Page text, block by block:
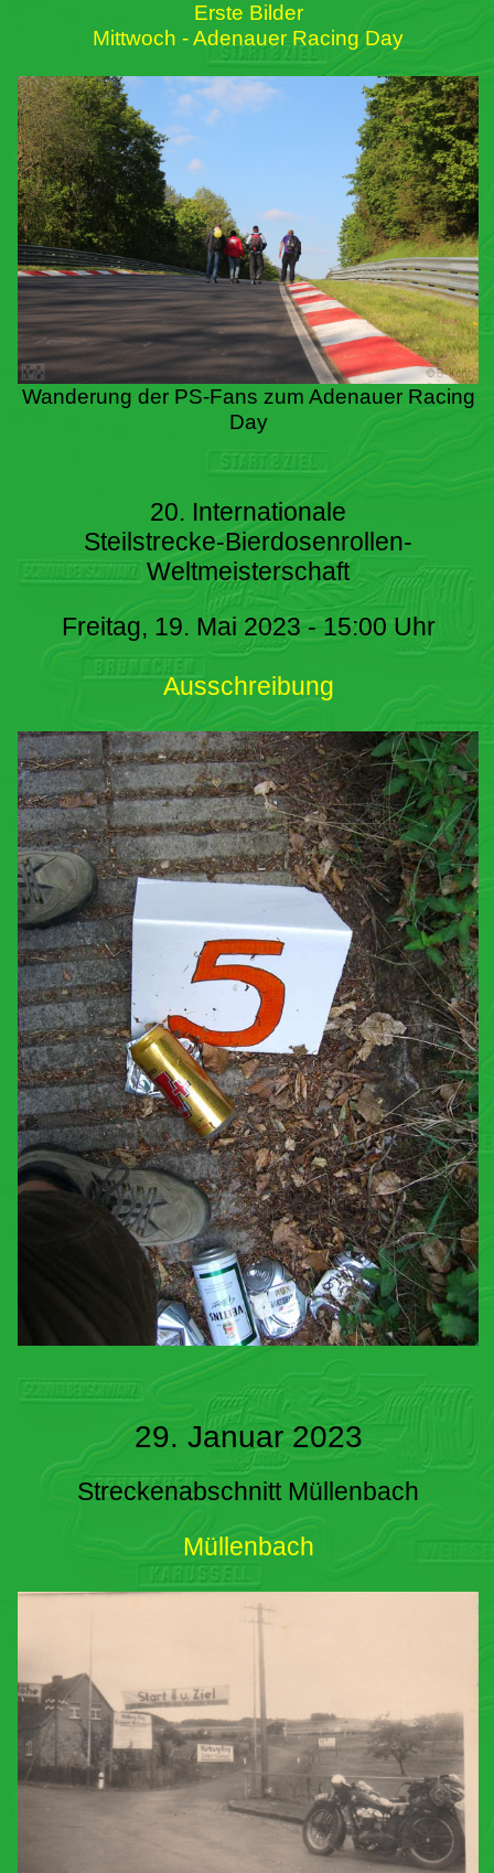
Erste Bilder
Mittwoch - Adenauer Racing Day
Wanderung der PS-Fans zum Adenauer Racing
Day
20. Internationale
Steilstrecke-Bierdosenrollen-
Weltmeisterschaft
Freitag, 19. Mai 2023 - 15:00 Uhr
Ausschreibung
29. Januar 2023
Streckenabschnitt Müllenbach
Müllenbach